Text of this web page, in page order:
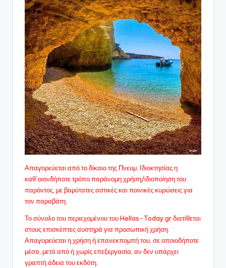
Απαγορεύεται από το δίκαιο της Πνευμ. Ιδιοκτησίας η
καθ΄οιονδήποτε τρόπο παράνομη χρήση/ιδιοποίηση του
παρόντος, με βαρύτατες αστικές και ποινικές κυρώσεις για
τον παραβάτη.
Το σύνολο του περιεχομένου του Hellas-Today.gr διατίθεται
στους επισκέπτες αυστηρά για προσωπική χρήση.
Απαγορεύεται η χρήση ή επανεκπομπή του, σε οποιοδήποτε
μέσo, μετά από ή χωρίς επεξεργασία, αν δεν υπάρχει
γραπτή άδεια του εκδότη.